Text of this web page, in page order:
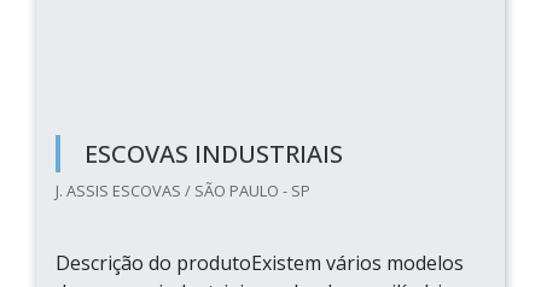
ESCOVAS INDUSTRIAIS
J. ASSIS ESCOVAS / SÃO PAULO - SP
Descrição do produtoExistem vários modelos